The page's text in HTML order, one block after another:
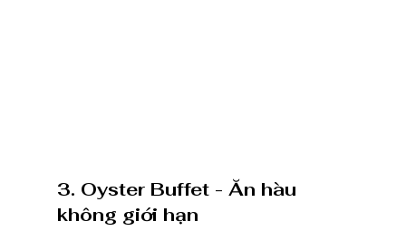
3. Oyster Buffet - Ăn hàu
không giới hạn